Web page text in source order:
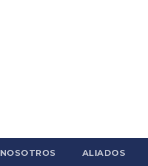
NOSOTROS ALIADOS